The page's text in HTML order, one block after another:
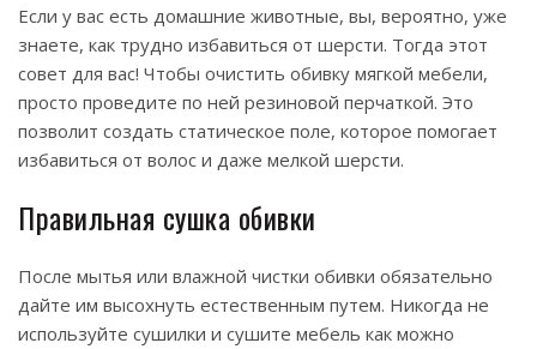
Если у вас есть домашние животные, вы, вероятно, уже
знаете, как трудно избавиться от шерсти. Тогда этот
совет для вас! Чтобы очистить обивку мягкой мебели,
просто проведите по ней резиновой перчаткой. Это
позволит создать статическое поле, которое помогает
избавиться от волос и даже мелкой шерсти.
Правильная сушка обивки
После мытья или влажной чистки обивки обязательно
дайте им высохнуть естественным путем. Никогда не
используйте сушилки и сушите мебель как можно